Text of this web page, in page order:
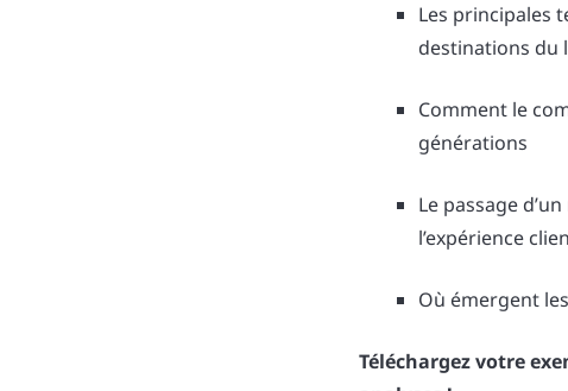
Les principales
destinations du
Comment le
générations
Le passage
l’expérience
Où émergent
Téléchargez votre